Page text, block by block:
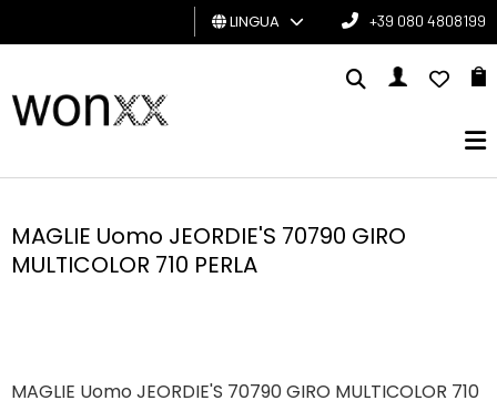
UOMO
CARD
BRAND
LINGUA +39 080 4808199
MAGLIE Uomo JEORDIE'S 70790 GIRO
MULTICOLOR 710 PERLA
MAGLIE Uomo JEORDIE'S 70790 GIRO MULTICOLOR 710